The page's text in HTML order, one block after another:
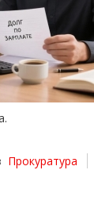
Прокуратура